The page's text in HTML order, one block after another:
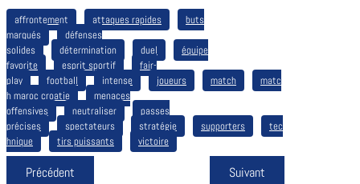
affrontement attaques rapides
buts
marqués
défenses
solides
détermination duel
équipe
favorite
esprit sportif
fair-
play
football intense joueurs match
matc
h maroc croatie
menaces
offensives
neutraliser
passes
précises
spectateurs stratégie supporters
tec
hnique
tirs puissants victoire
Précédent Suivant